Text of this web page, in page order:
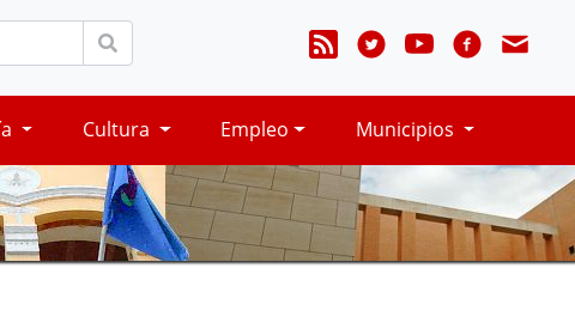
Cultura Empleo Municipios